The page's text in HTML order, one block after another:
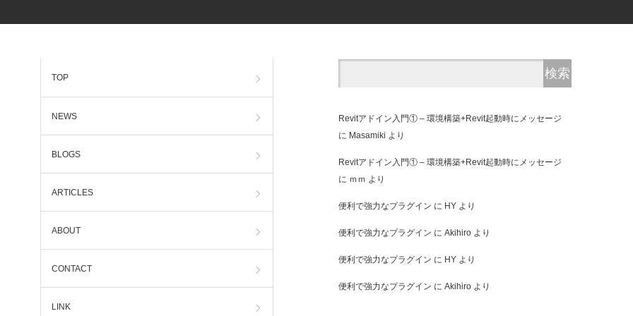
TOP
NEWS
BLOGS
ARTICLES
ABOUT
CONTACT
LINK
Revitアドイン入門① – 環境構築+Revit起動時にメッセージ
に Masamiki より
Revitアドイン入門① – 環境構築+Revit起動時にメッセージ
に ｍｍ より
便利で強力なプラグイン に HY より
便利で強力なプラグイン に Akihiro より
便利で強力なプラグイン に HY より
便利で強力なプラグイン に Akihiro より